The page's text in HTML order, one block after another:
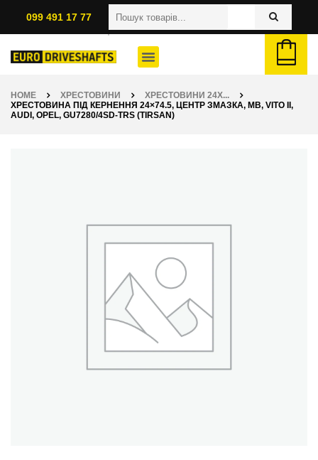
099 491 17 77
HOME ХРЕСТОВИНИ
ХРЕСТОВИНИ 24X...
ХРЕСТОВИНА ПІД КЕРНЕННЯ 24×74.5, ЦЕНТР ЗМАЗКА, MB, VITO II,
AUDI, OPEL, GU7280/4SD-TRS (TIRSAN)